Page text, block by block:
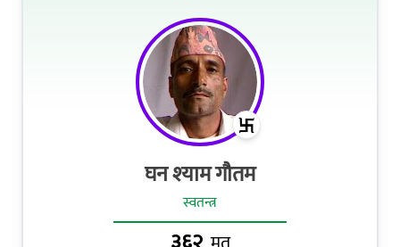
घन श्‍याम गौतम
स्वतन्त्र